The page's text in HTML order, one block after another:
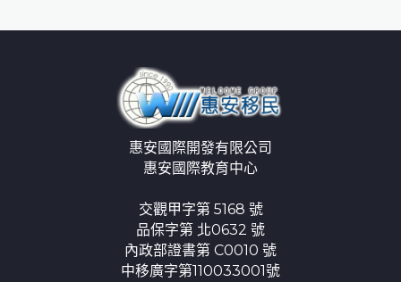
惠安國際開發有限公司
惠安國際教育中心
交觀甲字第 5168 號
品保字第 北0632 號
內政部證書第 C0010 號
中移廣字第110033001號